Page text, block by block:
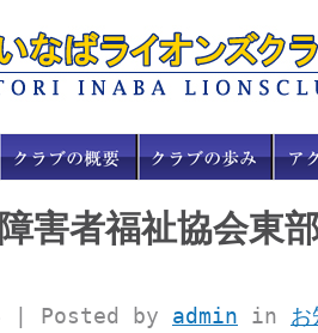
害者福祉協会東
| Posted by admin in お